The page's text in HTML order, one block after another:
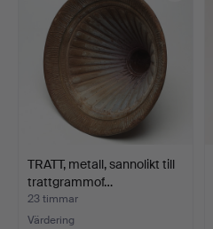
TRATT, metall, sannolikt till
trattgrammof…
23 timmar
Värdering